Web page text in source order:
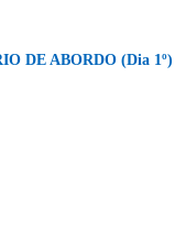
DE ABORDO (Dia 1º)